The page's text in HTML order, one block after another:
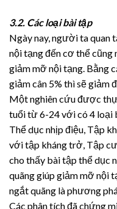
3.2. Các loại bài tập
Ngày nay, người ta quan
nội tạng đến cơ thể cũng
giảm mỡ nội tạng. Bằng
giảm cân 5% thì sẽ giảm
Một nghiên cứu được
tuổi từ 6-24 với có 4 loại
Thể dục nhịp điệu, Tập
với tập kháng trở, Tập
cho thấy bài tập thể dục
quãng giúp giảm mỡ nội
ngắt quãng là phương
Các phân tích đã chứng